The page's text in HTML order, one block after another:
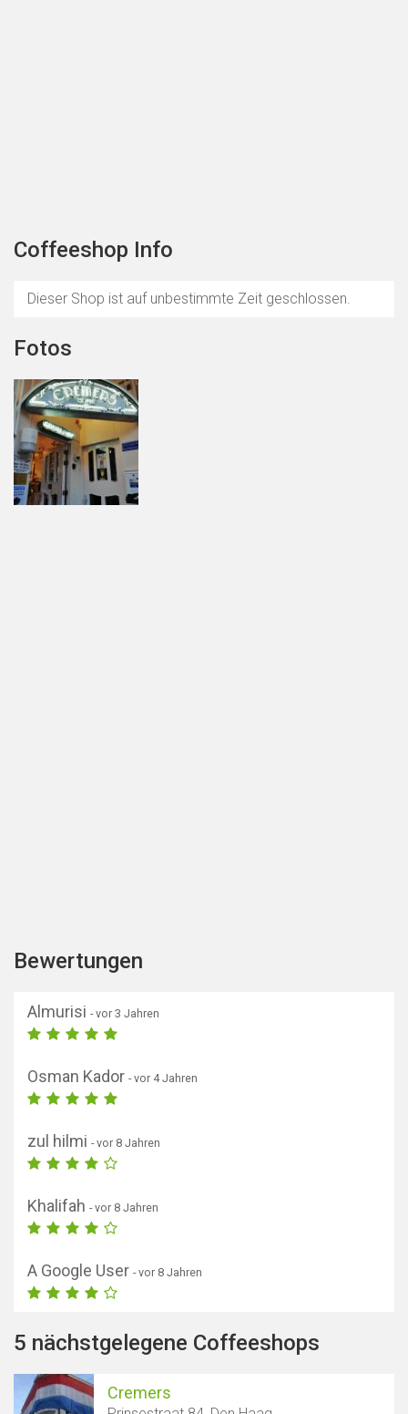
Coffeeshop Info
Dieser Shop ist auf unbestimmte Zeit geschlossen.
Fotos
Bewertungen
Almurisi - vor 3 Jahren
Osman Kador - vor 4 Jahren
zul hilmi - vor 8 Jahren
Khalifah - vor 8 Jahren
A Google User - vor 8 Jahren
5 nächstgelegene Coffeeshops
Cremers